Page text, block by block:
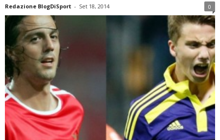
Redazione BlogDiSport - Set 18, 2014 0